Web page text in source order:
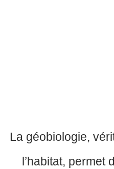
La géobiologie,
l’habitat, permet